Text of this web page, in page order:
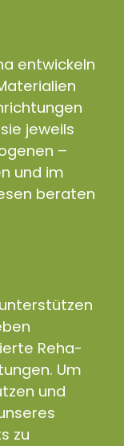
entwickeln
jeweils
–
und im
beraten
Reha-
Um
und
zu